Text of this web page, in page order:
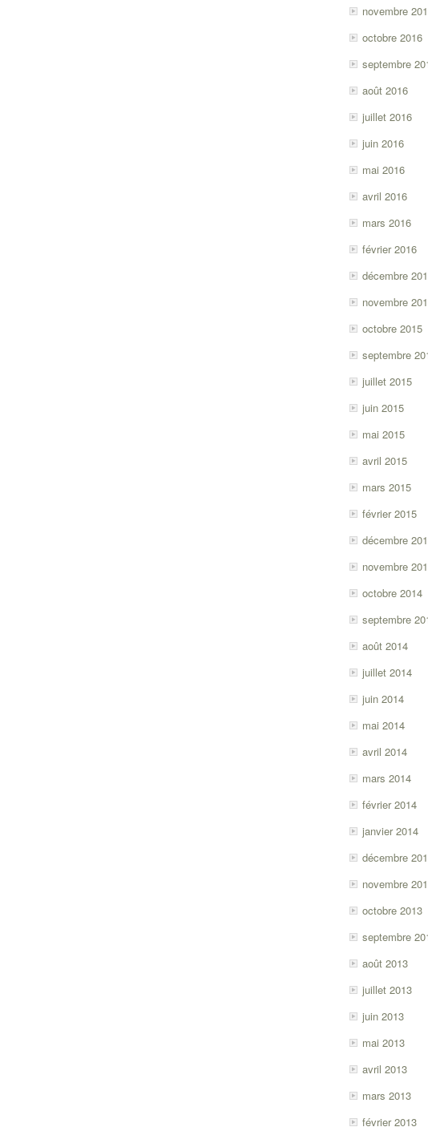
novembre
octobre 2016
septembre
août 2016
juillet 2016
juin 2016
mai 2016
avril 2016
mars 2016
février 2016
décembre
novembre
octobre 2015
septembre
juillet 2015
juin 2015
mai 2015
avril 2015
mars 2015
février 2015
décembre
novembre
octobre 2014
septembre
août 2014
juillet 2014
juin 2014
mai 2014
avril 2014
mars 2014
février 2014
janvier 2014
décembre
novembre
octobre 2013
septembre
août 2013
juillet 2013
juin 2013
mai 2013
avril 2013
mars 2013
février 2013